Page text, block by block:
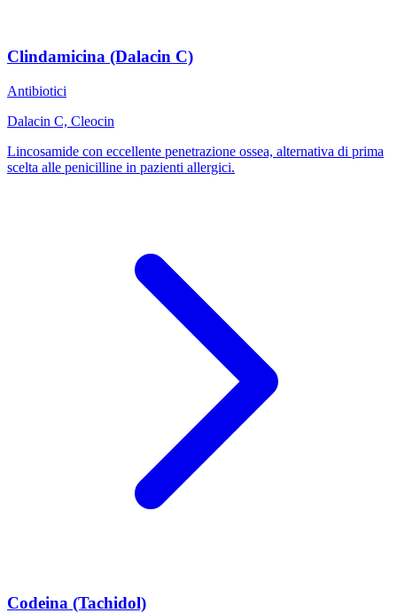
Clindamicina (Dalacin C)
Antibiotici
Dalacin C, Cleocin
Lincosamide con eccellente penetrazione ossea, alternativa di prima
scelta alle penicilline in pazienti allergici.
Codeina (Tachidol)